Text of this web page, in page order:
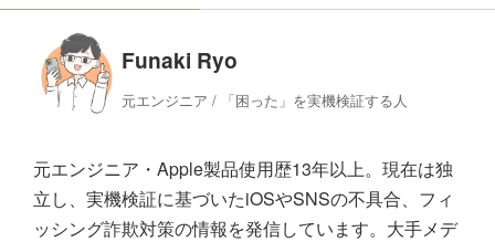
Funaki Ryo
元エンジニア / 「困った」を実機検証する人
元エンジニア・Apple製品使用歴13年以上。現在は独
立し、実機検証に基づいたiOSやSNSの不具合、フィ
ッシング詐欺対策の情報を発信しています。大手メデ